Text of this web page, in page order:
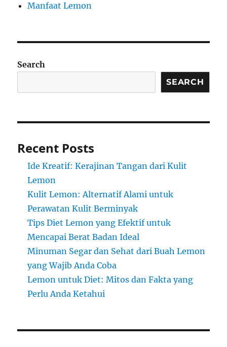
Manfaat Lemon
Search
SEARCH
Recent Posts
Ide Kreatif: Kerajinan Tangan dari Kulit
Lemon
Kulit Lemon: Alternatif Alami untuk
Perawatan Kulit Berminyak
Tips Diet Lemon yang Efektif untuk
Mencapai Berat Badan Ideal
Minuman Segar dan Sehat dari Buah Lemon
yang Wajib Anda Coba
Lemon untuk Diet: Mitos dan Fakta yang
Perlu Anda Ketahui